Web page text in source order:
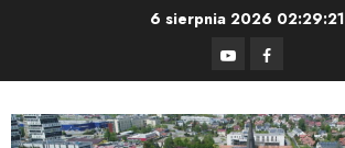
6 sierpnia 2026 02:29:22
YouTubeFacebook